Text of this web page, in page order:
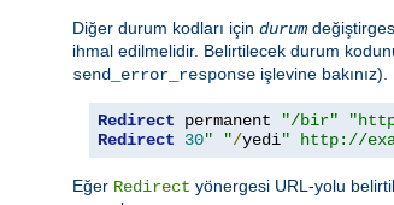
Diğer durum kodları için durum
ihmal edilmelidir. Belirtilecek durum
send_error_response işlevine bakınız).
Redirect permanent "/bir"
Redirect
30" "/yedi" http://
Eğer Redirect yönergesi URL-yolu